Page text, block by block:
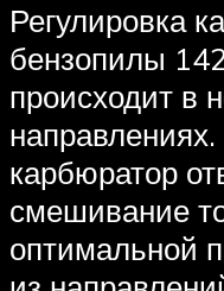
Регулировка
бензопилы
происходит в
карбюратор
смешивание
оптимальной